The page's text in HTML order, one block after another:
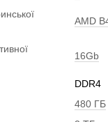
AMD
16Gb
DDR4
480 ГБ